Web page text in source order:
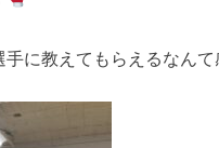
手に教えてもらえるなんて